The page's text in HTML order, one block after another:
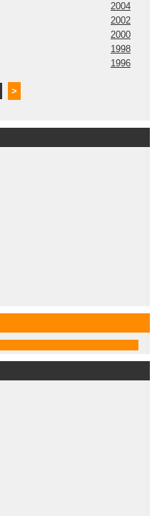
2004
2002
2000
1998
1996
>